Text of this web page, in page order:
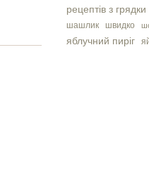
рецептів з грядки
шашлик
швидко
яблучний пиріг